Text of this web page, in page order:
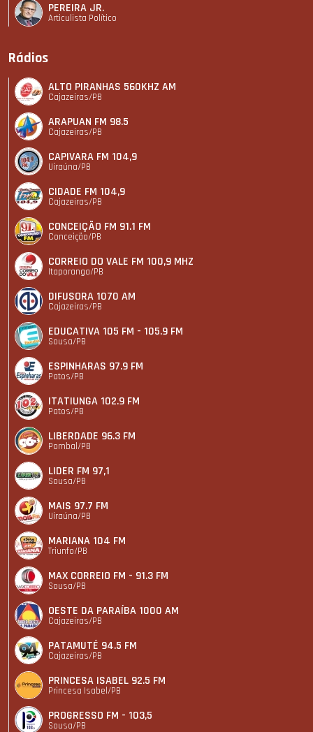
PEREIRA JR.
Articulista Polí­tico
Rádios
ALTO PIRANHAS 560KHZ AM
Cajazeiras/PB
ARAPUAN FM 98.5
Cajazeiras/PB
CAPIVARA FM 104,9
Uiraúna/PB
CIDADE FM 104,9
Cajazeiras/PB
CONCEIÇÃO FM 91.1 FM
Conceição/PB
CORREIO DO VALE FM 100,9 MHZ
Itaporanga/PB
DIFUSORA 1070 AM
Cajazeiras/PB
EDUCATIVA 105 FM - 105.9 FM
Sousa/PB
ESPINHARAS 97.9 FM
Patos/PB
ITATIUNGA 102.9 FM
Patos/PB
LIBERDADE 96.3 FM
Pombal/PB
LIDER FM 97,1
Sousa/PB
MAIS 97.7 FM
Uiraúna/PB
MARIANA 104 FM
Triunfo/PB
MAX CORREIO FM - 91.3 FM
Sousa/PB
OESTE DA PARAÍBA 1000 AM
Cajazeiras/PB
PATAMUTÉ 94.5 FM
Cajazeiras/PB
PRINCESA ISABEL 92.5 FM
Princesa Isabel/PB
PROGRESSO FM - 103,5
Sousa/PB